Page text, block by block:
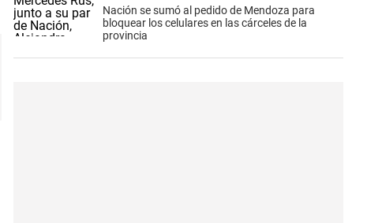
Nación se sumó al pedido de Mendoza para
bloquear los celulares en las cárceles de la
provincia